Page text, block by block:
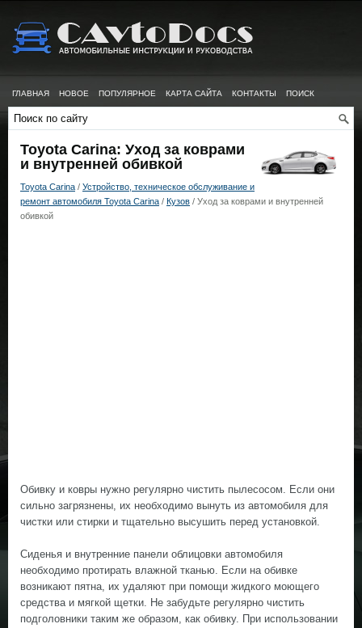
ГЛАВНАЯ НОВОЕ ПОПУЛЯРНОЕ КАРТА САЙТА КОНТАКТЫ ПОИСК
Toyota Carina: Уход за коврами
и внутренней обивкой
Toyota Carina / Устройство, техническое обслуживание и
ремонт автомобиля Toyota Carina / Кузов / Уход за коврами и внутренней
обивкой
Обивку и ковры нужно регулярно чистить пылесосом. Если они
сильно загрязнены, их необходимо вынуть из автомобиля для
чистки или стирки и тщательно высушить перед установкой.
Сиденья и внутренние панели облицовки автомобиля
необходимо протирать влажной тканью. Если на обивке
возникают пятна, их удаляют при помощи жидкого моющего
средства и мягкой щетки. Не забудьте регулярно чистить
подголовники таким же образом, как обивку. При использовании